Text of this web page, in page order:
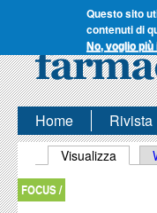
Questo sito
contenuti di
No, voglio
Home Rivista
Schede primarie
Visualizza
FOCUS /